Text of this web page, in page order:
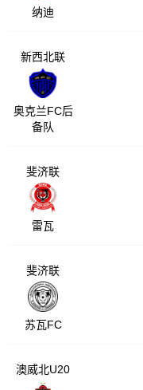
纳迪
新西北联
奥克兰FC后
备队
斐济联
雷瓦
斐济联
苏瓦FC
澳威北U20